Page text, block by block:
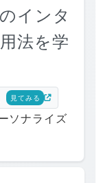
インタ
法を学
見てみる
ソナライズ